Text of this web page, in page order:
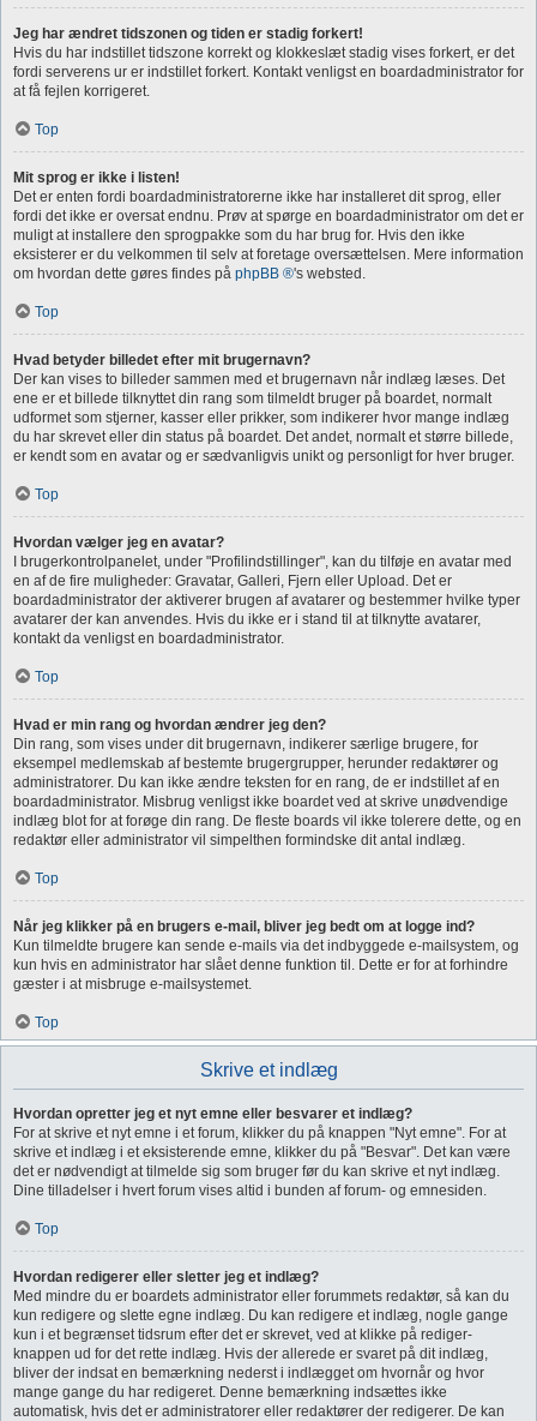
Jeg har ændret tidszonen og tiden er stadig forkert!
Hvis du har indstillet tidszone korrekt og klokkeslæt stadig vises forkert, er det
fordi serverens ur er indstillet forkert. Kontakt venligst en boardadministrator for
at få fejlen korrigeret.
Top
Mit sprog er ikke i listen!
Det er enten fordi boardadministratorerne ikke har installeret dit sprog, eller
fordi det ikke er oversat endnu. Prøv at spørge en boardadministrator om det er
muligt at installere den sprogpakke som du har brug for. Hvis den ikke
eksisterer er du velkommen til selv at foretage oversættelsen. Mere information
om hvordan dette gøres findes på phpBB ®'s websted.
Top
Hvad betyder billedet efter mit brugernavn?
Der kan vises to billeder sammen med et brugernavn når indlæg læses. Det
ene er et billede tilknyttet din rang som tilmeldt bruger på boardet, normalt
udformet som stjerner, kasser eller prikker, som indikerer hvor mange indlæg
du har skrevet eller din status på boardet. Det andet, normalt et større billede,
er kendt som en avatar og er sædvanligvis unikt og personligt for hver bruger.
Top
Hvordan vælger jeg en avatar?
I brugerkontrolpanelet, under "Profilindstillinger", kan du tilføje en avatar med
en af de fire muligheder: Gravatar, Galleri, Fjern eller Upload. Det er
boardadministrator der aktiverer brugen af avatarer og bestemmer hvilke typer
avatarer der kan anvendes. Hvis du ikke er i stand til at tilknytte avatarer,
kontakt da venligst en boardadministrator.
Top
Hvad er min rang og hvordan ændrer jeg den?
Din rang, som vises under dit brugernavn, indikerer særlige brugere, for
eksempel medlemskab af bestemte brugergrupper, herunder redaktører og
administratorer. Du kan ikke ændre teksten for en rang, de er indstillet af en
boardadministrator. Misbrug venligst ikke boardet ved at skrive unødvendige
indlæg blot for at forøge din rang. De fleste boards vil ikke tolerere dette, og en
redaktør eller administrator vil simpelthen formindske dit antal indlæg.
Top
Når jeg klikker på en brugers e-mail, bliver jeg bedt om at logge ind?
Kun tilmeldte brugere kan sende e-mails via det indbyggede e-mailsystem, og
kun hvis en administrator har slået denne funktion til. Dette er for at forhindre
gæster i at misbruge e-mailsystemet.
Top
Skrive et indlæg
Hvordan opretter jeg et nyt emne eller besvarer et indlæg?
For at skrive et nyt emne i et forum, klikker du på knappen "Nyt emne". For at
skrive et indlæg i et eksisterende emne, klikker du på "Besvar". Det kan være
det er nødvendigt at tilmelde sig som bruger før du kan skrive et nyt indlæg.
Dine tilladelser i hvert forum vises altid i bunden af forum- og emnesiden.
Top
Hvordan redigerer eller sletter jeg et indlæg?
Med mindre du er boardets administrator eller forummets redaktør, så kan du
kun redigere og slette egne indlæg. Du kan redigere et indlæg, nogle gange
kun i et begrænset tidsrum efter det er skrevet, ved at klikke på rediger-
knappen ud for det rette indlæg. Hvis der allerede er svaret på dit indlæg,
bliver der indsat en bemærkning nederst i indlægget om hvornår og hvor
mange gange du har redigeret. Denne bemærkning indsættes ikke
automatisk, hvis det er administratorer eller redaktører der redigerer. De kan